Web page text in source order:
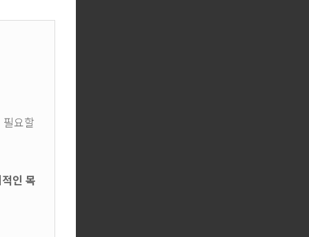
요할
인 목